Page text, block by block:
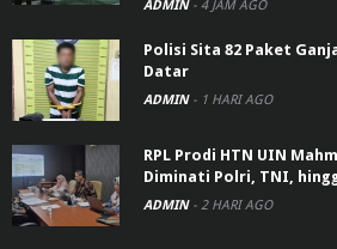
ADMIN - 4 JAM AGO
Polisi Sita 82 Paket
Datar
ADMIN - 1 HARI AGO
RPL Prodi HTN UIN
Diminati Polri, TNI,
ADMIN - 2 HARI AGO